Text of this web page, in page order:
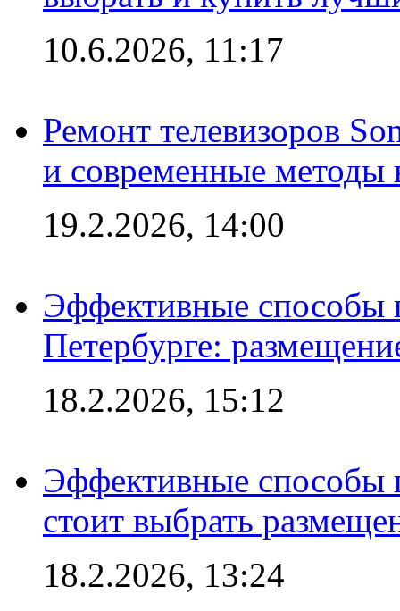
10.6.2026, 11:17
Ремонт телевизоров
и современные методы
19.2.2026, 14:00
Эффективные способы
Петербурге:
18.2.2026, 15:12
Эффективные способы
стоит выбрать
18.2.2026, 13:24